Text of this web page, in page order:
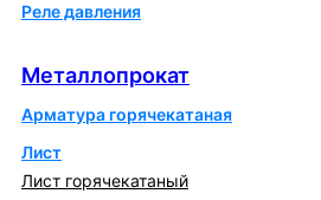
Реле давления
Металлопрокат
Арматура горячекатаная
Лист
Лист горячекатаный